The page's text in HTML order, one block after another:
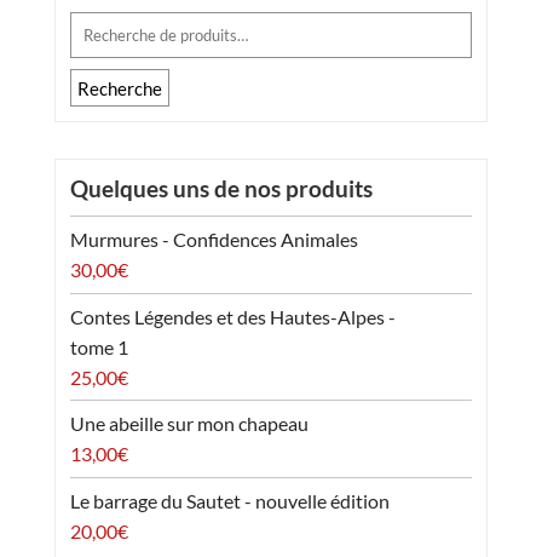
Recherche
pour :
Recherche
Quelques uns de nos produits
Murmures - Confidences Animales
30,00€
Contes Légendes et des Hautes-Alpes -
tome 1
25,00€
Une abeille sur mon chapeau
13,00€
Le barrage du Sautet - nouvelle édition
20,00€